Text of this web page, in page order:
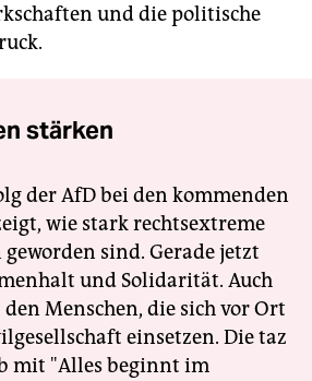
und die politische
stärken
der AfD bei den kommenden
wie stark rechtsextreme
sind. Gerade jetzt
und Solidarität. Auch
Menschen, die sich vor Ort
einsetzen. Die taz
mit "Alles beginnt im